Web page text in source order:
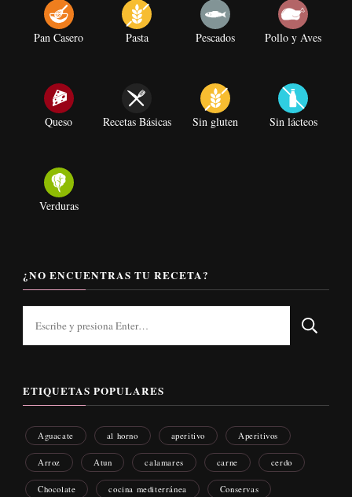
Pan Casero Pasta Pescados Pollo y Aves
Queso Recetas Básicas Sin gluten Sin lácteos
Verduras
¿NO ENCUENTRAS TU RECETA?
ETIQUETAS POPULARES
Aguacate al horno aperitivo Aperitivos
Arroz Atun calamares carne cerdo
Chocolate cocina mediterránea Conservas